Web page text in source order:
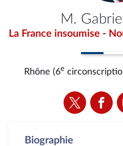
M.
La France insoumise -
Rhône (6e
Voir
la
Voir
la
Biographie